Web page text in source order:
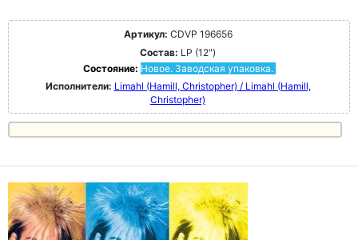
Артикул: CDVP 196656
Состав: LP (12")
Состояние: Новое. Заводская упаковка.
Исполнители: Limahl (Hamill, Christopher) / Limahl (Hamill,
Christopher)